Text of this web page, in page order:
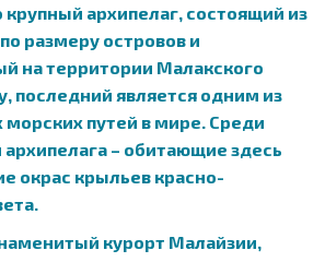
крупный архипелаг, состоящий из
размеру островов и
на территории Малакского
последний является одним из
путей в мире. Среди
– обитающие здесь
окрас крыльев красно-
курорт Малайзии,